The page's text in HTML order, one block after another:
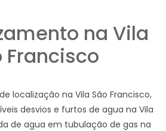
na Vila
Francisco
localização na Vila São Francisco,
desvios e furtos de agua na Vila
de agua em tubulação de gas na